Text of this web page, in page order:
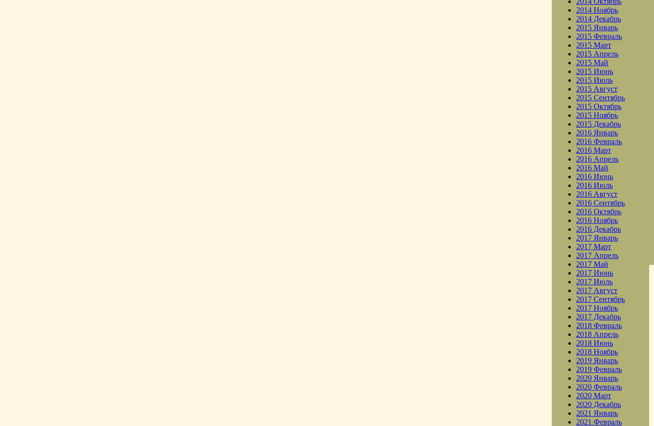
2014 Ноябрь
2014 Декабрь
2015 Январь
2015 Февраль
2015 Март
2015 Апрель
2015 Май
2015 Июнь
2015 Июль
2015 Август
2015 Сентябрь
2015 Октябрь
2015 Ноябрь
2015 Декабрь
2016 Январь
2016 Февраль
2016 Март
2016 Апрель
2016 Май
2016 Июнь
2016 Июль
2016 Август
2016 Сентябрь
2016 Октябрь
2016 Ноябрь
2016 Декабрь
2017 Январь
2017 Март
2017 Апрель
2017 Май
2017 Июнь
2017 Июль
2017 Август
2017 Сентябрь
2017 Ноябрь
2017 Декабрь
2018 Февраль
2018 Апрель
2018 Июнь
2018 Ноябрь
2019 Январь
2019 Февраль
2020 Январь
2020 Февраль
2020 Март
2020 Декабрь
2021 Январь
2021 Февраль